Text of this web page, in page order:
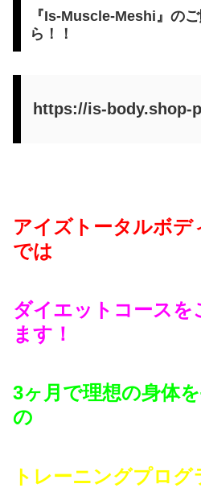
『Is-Muscle-Meshi』の
ら！！
https://is-body.shop-
アイズトータルボデ
では
ダイエットコースを
ます！
3ヶ月で理想の身体
の
トレーニングプロ